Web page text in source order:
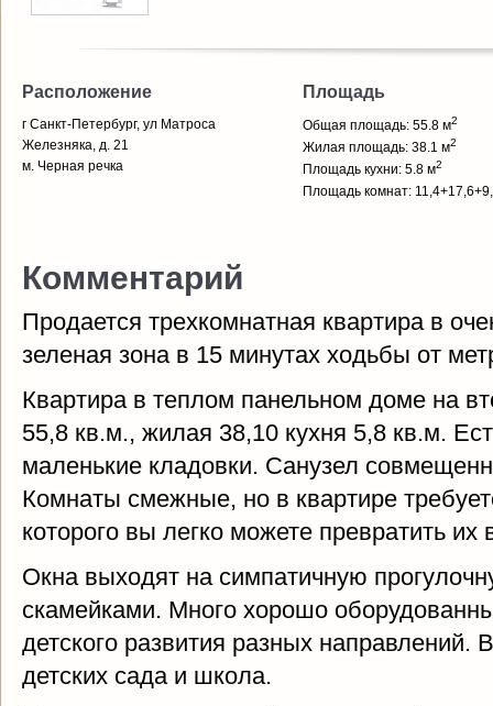
Расположение
г Санкт-Петербург, ул Матроса
Железняка, д. 21
м. Черная речка
Площадь
Общая площадь: 55.8 м2
Жилая площадь: 38.1 м2
Площадь кухни: 5.8 м2
Площадь комнат:
Комментарий
Продается трехкомнатная квартира в
зеленая зона в 15 минутах ходьбы от
Квартира в теплом панельном доме на
55,8 кв.м., жилая 38,10 кухня 5,8 кв.м.
маленькие кладовки. Санузел
Комнаты смежные, но в квартире
которого вы легко можете превратить
Окна выходят на симпатичную
скамейками. Много хорошо
детского развития разных направлений.
детских сада и школа.